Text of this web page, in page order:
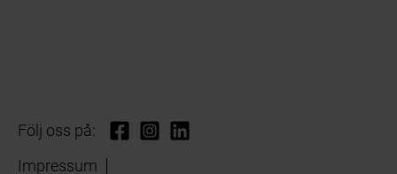
Följ oss på:
Impressum